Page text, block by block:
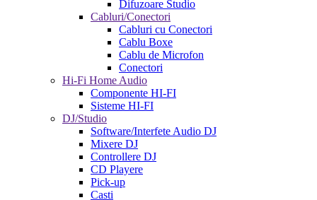
Difuzoare Studio
Cabluri/Conectori
Cabluri cu Conectori
Cablu Boxe
Cablu de Microfon
Conectori
Hi-Fi Home Audio
Componente HI-FI
Sisteme HI-FI
DJ/Studio
Software/Interfete Audio DJ
Mixere DJ
Controllere DJ
CD Playere
Pick-up
Casti